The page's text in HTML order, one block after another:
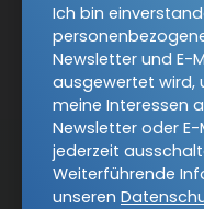
AGB und
Ich bin
Newsletter und E-
ausgewertet wird,
meine Interessen
Newsletter oder E-
jederzeit
Weiterführende
unseren